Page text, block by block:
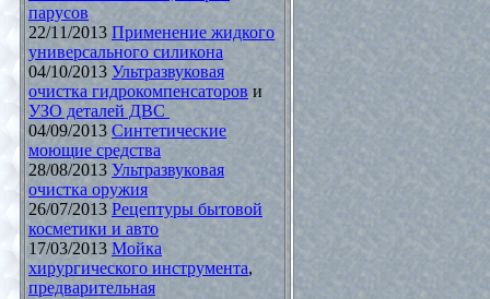
парусов
22/11/2013 Применение жидкого
универсального силикона
04/10/2013 Ультразвуковая
очистка гидрокомпенсаторов и
УЗО деталей ДВС
04/09/2013 Синтетические
моющие средства
28/08/2013 Ультразвуковая
очистка оружия
26/07/2013 Рецептуры бытовой
косметики и авто
17/03/2013 Мойка
хирургического инструмента,
предварительная